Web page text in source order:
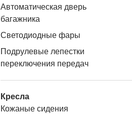
Автоматическая дверь
багажника
Светодиодные фары
Подрулевые лепестки
переключения передач
Кресла
Кожаные сидения